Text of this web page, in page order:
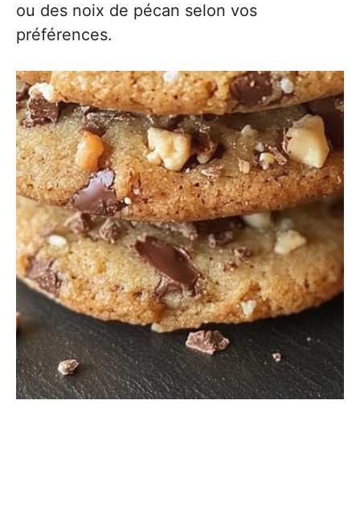
ou des noix de pécan selon vos
préférences.